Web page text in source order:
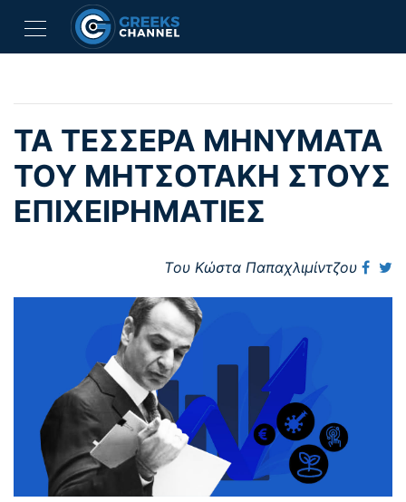
ΤΑ ΤΕΣΣΕΡΑ ΜΗΝΥΜΑΤΑ
ΤΟΥ ΜΗΤΣΟΤΑΚΗ ΣΤΟΥΣ
ΕΠΙΧΕΙΡΗΜΑΤΙΕΣ
Tου Κώστα Παπαχλιμίντζου